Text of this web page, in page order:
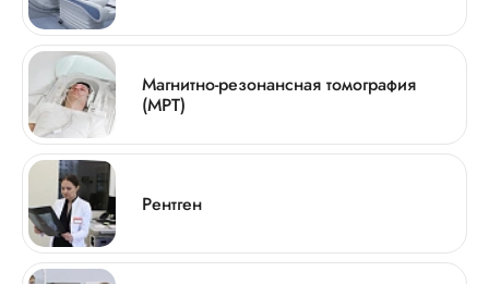
Магнитно-резонансная томография
(МРТ)
Рентген